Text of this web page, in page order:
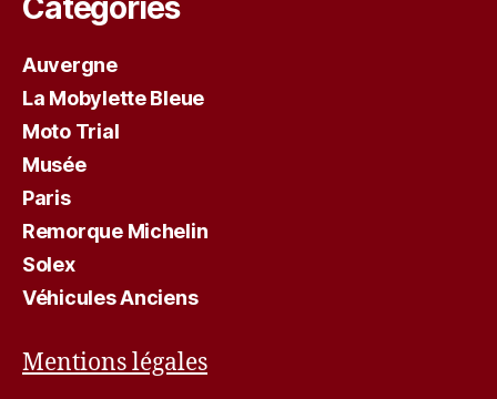
Catégories
Auvergne
La Mobylette Bleue
Moto Trial
Musée
Paris
Remorque Michelin
Solex
Véhicules Anciens
Mentions légales